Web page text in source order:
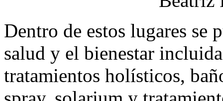
Dentro de estos lugares se
salud y el bienestar
tratamientos holísticos,